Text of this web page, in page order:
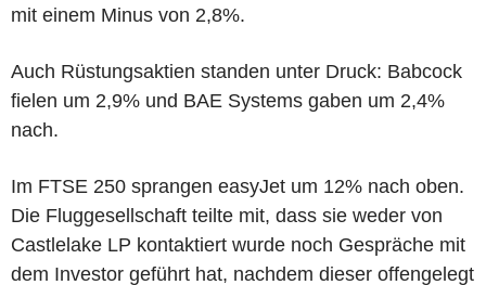
mit einem Minus von 2,8%.
Auch Rüstungsaktien standen unter Druck: Babcock
fielen um 2,9% und BAE Systems gaben um 2,4%
nach.
Im FTSE 250 sprangen easyJet um 12% nach oben.
Die Fluggesellschaft teilte mit, dass sie weder von
Castlelake LP kontaktiert wurde noch Gespräche mit
dem Investor geführt hat, nachdem dieser offengelegt